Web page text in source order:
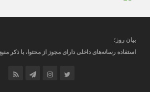
بیان روز ؛
استفاده رسانه‌های داخلی دارای مجوز از محتوا، با ذکر